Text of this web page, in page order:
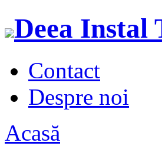
Deea Instal
Contact
Despre noi
Acasă